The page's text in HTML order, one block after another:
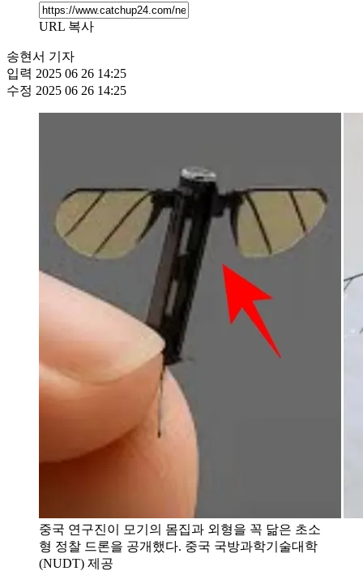
URL 복사
송현서 기자
입력 2025 06 26 14:25
수정 2025 06 26 14:25
중국 연구진이 모기의 몸집과 외형을 꼭 닮은 초소
형 정찰 드론을 공개했다. 중국 국방과학기술대학
(NUDT) 제공